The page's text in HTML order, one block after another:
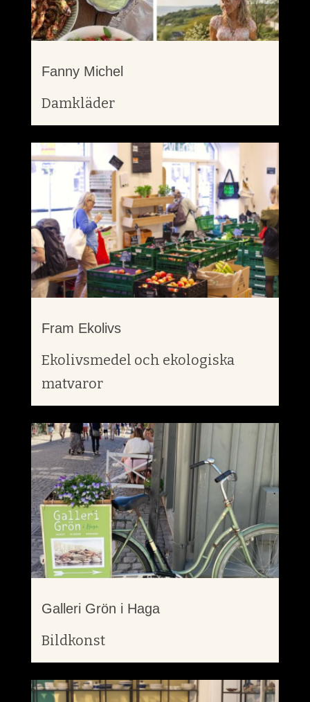
Fanny Michel
Damkläder
Fram Ekolivs
Ekolivsmedel och ekologiska
matvaror
Galleri Grön i Haga
Bildkonst